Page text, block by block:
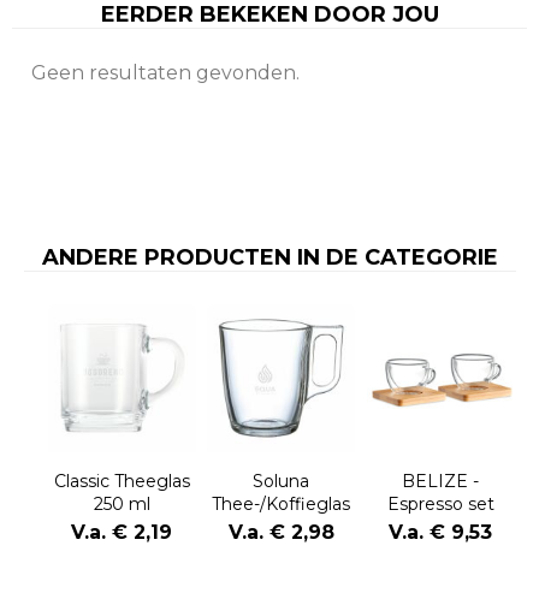
EERDER BEKEKEN DOOR JOU
Geen resultaten gevonden.
ANDERE PRODUCTEN IN DE CATEGORIE
Classic Theeglas
250 ml
V.a. € 2,19
Soluna
Thee-/Koffieglas
250 ml
V.a. € 2,98
BELIZE -
Espresso set
V.a. € 9,53